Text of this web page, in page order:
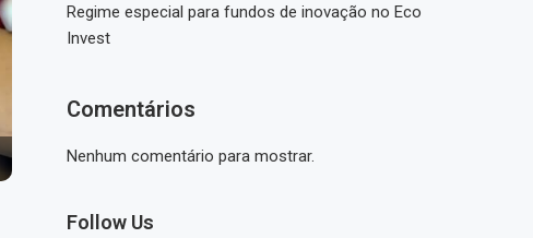
Regime especial para fundos de inovação no Eco
Invest
Comentários
Nenhum comentário para mostrar.
Follow Us